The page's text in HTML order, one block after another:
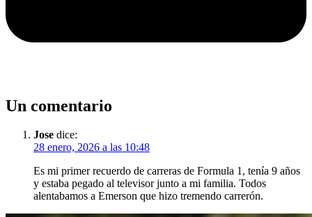
Un comentario
Jose dice:
28 enero, 2026 a las 10:48
Es mi primer recuerdo de carreras de Formula 1, tenía 9 años
y estaba pegado al televisor junto a mi familia. Todos
alentabamos a Emerson que hizo tremendo carrerón.